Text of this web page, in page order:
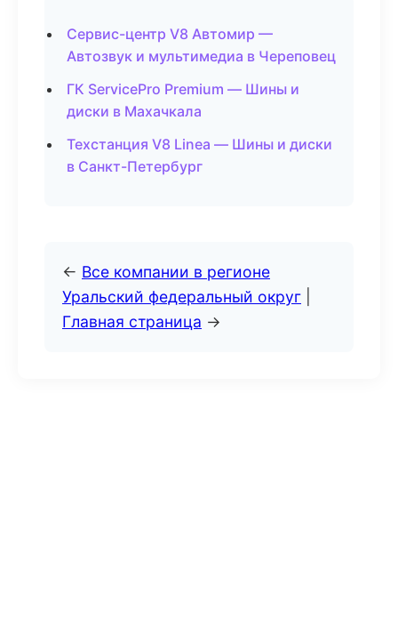
Сервис-центр V8 Автомир —
Автозвук и мультимедиа в Череповец
ГК ServicePro Premium — Шины и
диски в Махачкала
Техстанция V8 Linea — Шины и диски
в Санкт-Петербург
← Все компании в регионе
Уральский федеральный округ
Главная страница →